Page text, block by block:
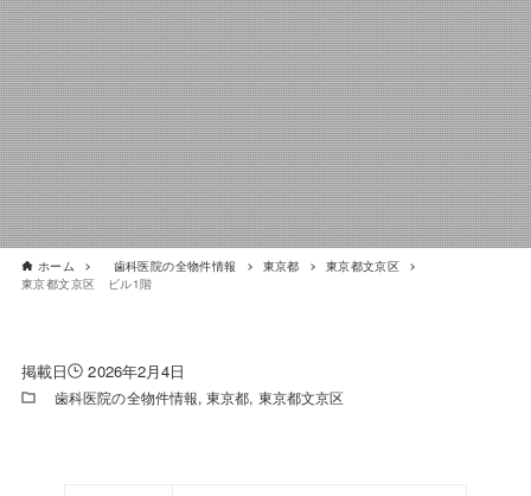
ホーム 歯科医院の全物件情報 東京都
東京都文京区
東京都文京区 ビル1階
2026年2月4日
歯科医院の全物件情報 東京都 東京都文京区